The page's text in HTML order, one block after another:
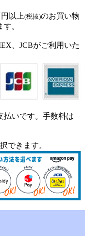
以上(税抜)のお買い物
。
、JCBがご利用いた
払いです。手数料は
できます。